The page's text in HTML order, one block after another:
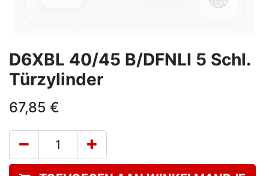
D6XBL 40/45 B/DFNLI 5 Schl.
Türzylinder
67,85 €